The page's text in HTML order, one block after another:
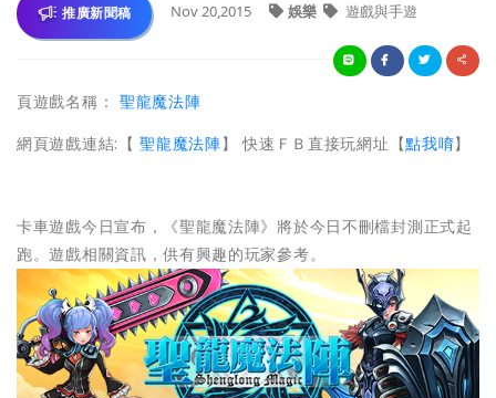
推廣新聞稿 Nov 20,2015 娛樂 遊戲與手遊
頁遊戲名稱： 聖龍魔法陣
網頁遊戲連結:【聖龍魔法陣】 快速ＦＢ直接玩網址【點我唷】
卡車遊戲今日宣布，《聖龍魔法陣》將於今日不刪檔封測正式起
跑。遊戲相關資訊，供有興趣的玩家參考。